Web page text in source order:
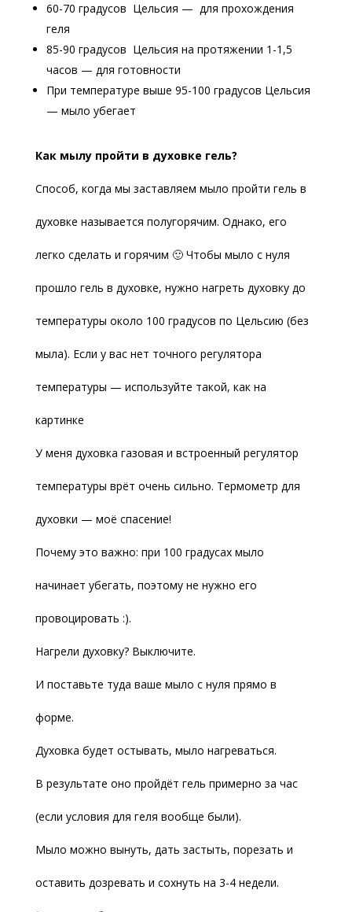
60-70 градусов Цельсия — для прохождения
геля
85-90 градусов Цельсия на протяжении 1-1,5
часов — для готовности
При температуре выше 95-100 градусов Цельсия
— мыло убегает
Как мылу пройти в духовке гель?
Способ, когда мы заставляем мыло пройти гель в
духовке называется полугорячим. Однако, его
легко сделать и горячим 🙂 Чтобы мыло с нуля
прошло гель в духовке, нужно нагреть духовку до
температуры около 100 градусов по Цельсию (без
мыла). Если у вас нет точного регулятора
температуры — используйте такой, как на
картинке
У меня духовка газовая и встроенный регулятор
температуры врёт очень сильно. Термометр для
духовки — моё спасение!
Почему это важно: при 100 градусах мыло
начинает убегать, поэтому не нужно его
провоцировать :).
Нагрели духовку? Выключите.
И поставьте туда ваше мыло с нуля прямо в
форме.
Духовка будет остывать, мыло нагреваться.
В результате оно пройдёт гель примерно за час
(если условия для геля вообще были).
Мыло можно вынуть, дать застыть, порезать и
оставить дозревать и сохнуть на 3-4 недели.